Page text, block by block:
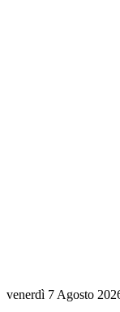
venerdì 7 Agosto